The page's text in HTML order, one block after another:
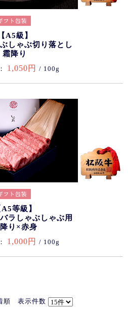
【A5級】
しゃぶ切り落とし
霜降り
1,050円 / 100g
A5等級】
ラしゃぶしゃぶ用
り×赤身
1,000円 / 100g
順 表示件数